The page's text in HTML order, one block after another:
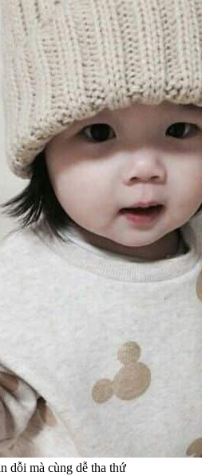
dỗi mà cùng dễ tha thứ